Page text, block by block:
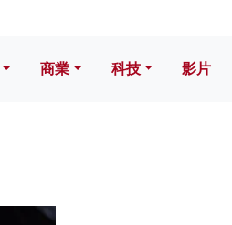
商業 科技 影片